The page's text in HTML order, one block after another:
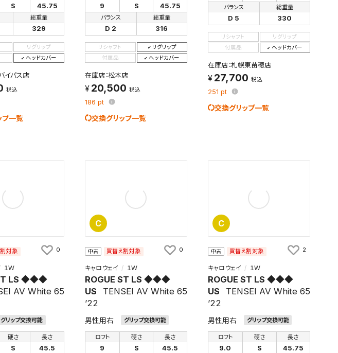
S 45.75
総重量
329
リグリップ
ヘッドカバー
イパス店
税込
プ一覧
9 S 45.75
バランス
D 2
総重量
316
リシャフト
リグリップ
付属品
ヘッドカバー
在庫店：松本店
20,500 税込
186 pt
交換グリップ一覧
バランス
D 5
総重量
330
リシャフト
リグリップ
付属品
ヘッドカバー
在庫店：札幌東苗穂店
27,700 税込
251pt
交換グリップ一覧
対象
１Ｗ
LS ◆◆◆
AV White 65
グリップ交換可能
硬さ
S
長さ
45.5
0
C
中古 買替え割対象
キャロウェイ １Ｗ
ROGUE ST LS ◆◆◆
US
TENSEI AV White 65
’22
男性用右 グリップ交換可能
ロフト
9
硬さ
S
長さ
45.5
0
C
中古 買替え割対象
キャロウェイ １Ｗ
ROGUE ST LS ◆◆◆
US
TENSEI AV White 65
’22
男性用右 グリップ交換可能
ロフト
9.0
硬さ
S
長さ
45.75
2